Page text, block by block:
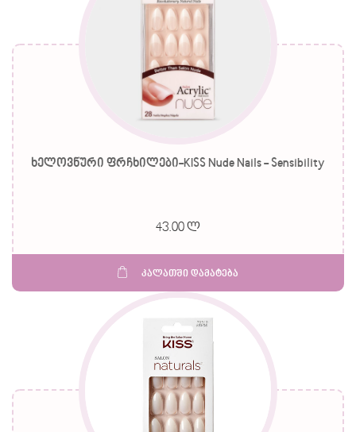
ხელოვნური ფრჩხილები-KISS Nude Nails - Sensibility
43.00 ლ
კალათში დამატება